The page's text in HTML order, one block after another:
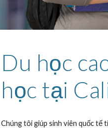
Du học
học tại
Chúng tôi giúp sinh viên quốc tế